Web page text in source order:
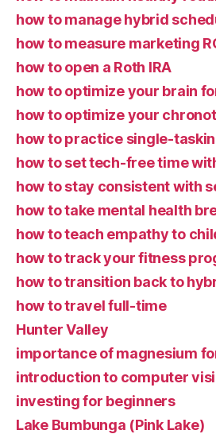
how to manage hybrid
how to measure marketing
how to open a Roth IRA
how to optimize your brain
how to optimize your
how to practice single-
how to set tech-free time
how to stay consistent with
how to take mental health
how to teach empathy to
how to track your fitness
how to transition back to
how to travel full-time
Hunter Valley
importance of magnesium
introduction to computer
investing for beginners
Lake Bumbunga (Pink Lake)